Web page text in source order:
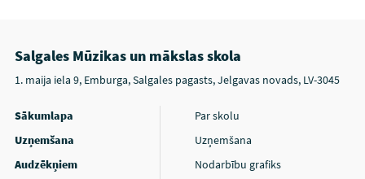
Salgales Mūzikas un mākslas skola
1. maija iela 9, Emburga, Salgales pagasts, Jelgavas novads, LV-3045
Sākumlapa
Uzņemšana
Audzēkņiem
Par skolu
Uzņemšana
Nodarbību grafiks